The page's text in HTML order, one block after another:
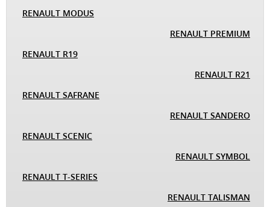
RENAULT MODUS
RENAULT PREMIUM
RENAULT R19
RENAULT R21
RENAULT SAFRANE
RENAULT SANDERO
RENAULT SCENIC
RENAULT SYMBOL
RENAULT T-SERIES
RENAULT TALISMAN